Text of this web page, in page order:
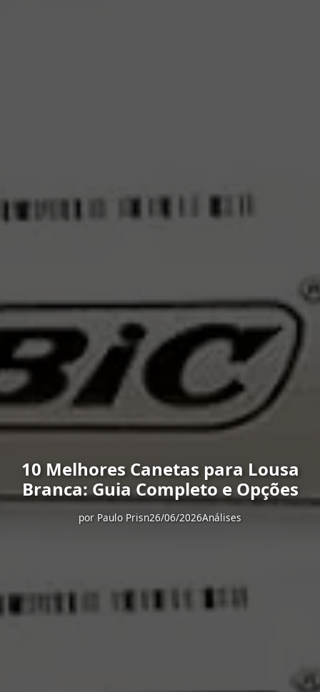
10 Melhores Canetas para Lousa
Branca: Guia Completo e Opções
por Paulo Prisn26/06/2026Análises